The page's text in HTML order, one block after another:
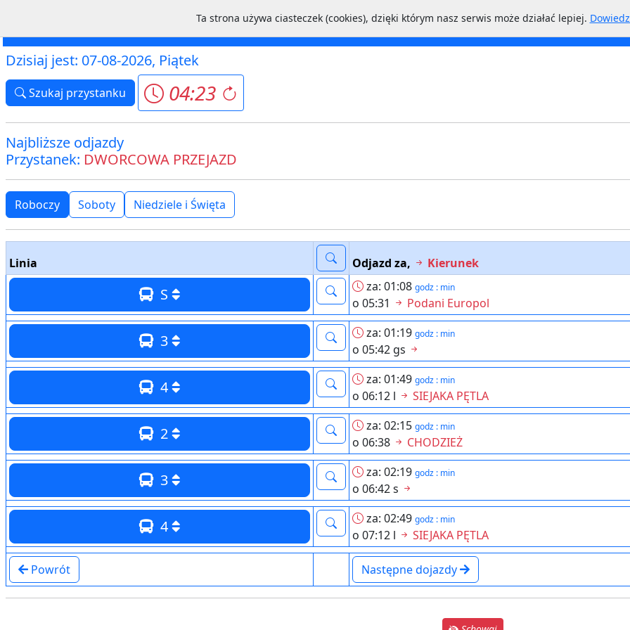
Schemat Mapa Linie Przystanki NextBus Miasto
Dzisiaj jest: 07-08-2026, Piątek
Szukaj przystanku 04:23
Najbliższe odjazdy
Przystanek: DWORCOWA PRZEJAZD
Roboczy Soboty Niedziele i Święta
Linia Odjazd za, Kierunek
S za: 01:08 godz : min
o 05:31 Podani Europol
3 za: 01:19 godz : min
o 05:42 gs
4 za: 01:49 godz : min
o 06:12 l SIEJAKA PĘTLA
2 za: 02:15 godz : min
o 06:38 CHODZIEŻ
3 za: 02:19 godz : min
o 06:42 s
4 za: 02:49 godz : min
o 07:12 l SIEJAKA PĘTLA
Powrót Następne dojazdy
Ta strona używa ciasteczek (cookies), dzięki którym nasz serwis może działać lepiej.